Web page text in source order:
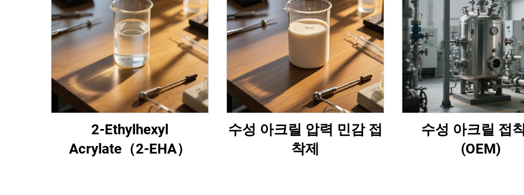
2-Ethylhexyl
Acrylate（2-EHA）
수성 아크릴 압력 민감 접
착제
수성 아크릴 접
(OEM)